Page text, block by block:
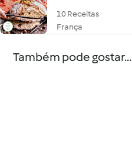
10 Receitas
França
Também pode gostar...